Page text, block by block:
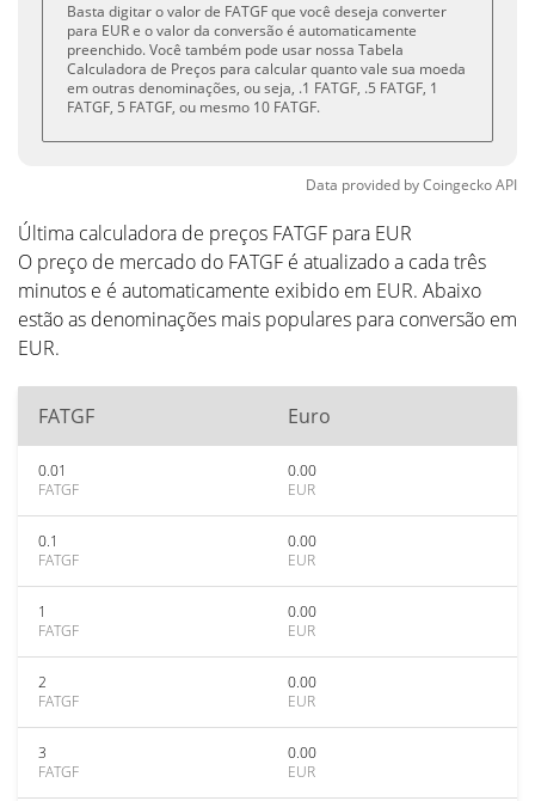
Basta digitar o valor de FATGF que você deseja converter
para EUR e o valor da conversão é automaticamente
preenchido. Você também pode usar nossa Tabela
Calculadora de Preços para calcular quanto vale sua moeda
em outras denominações, ou seja, .1 FATGF, .5 FATGF, 1
FATGF, 5 FATGF, ou mesmo 10 FATGF.
Data provided byCoingeckoAPI
Última calculadora de preços FATGF para EUR
O preço de mercado do FATGF é atualizado a cada três
minutos e é automaticamente exibido em EUR. Abaixo
estão as denominações mais populares para conversão em
EUR.
FATGF Euro
0.01
FATGF
0.00
EUR
0.1
FATGF
0.00
EUR
1
FATGF
0.00
EUR
2
FATGF
0.00
EUR
3
FATGF
0.00
EUR